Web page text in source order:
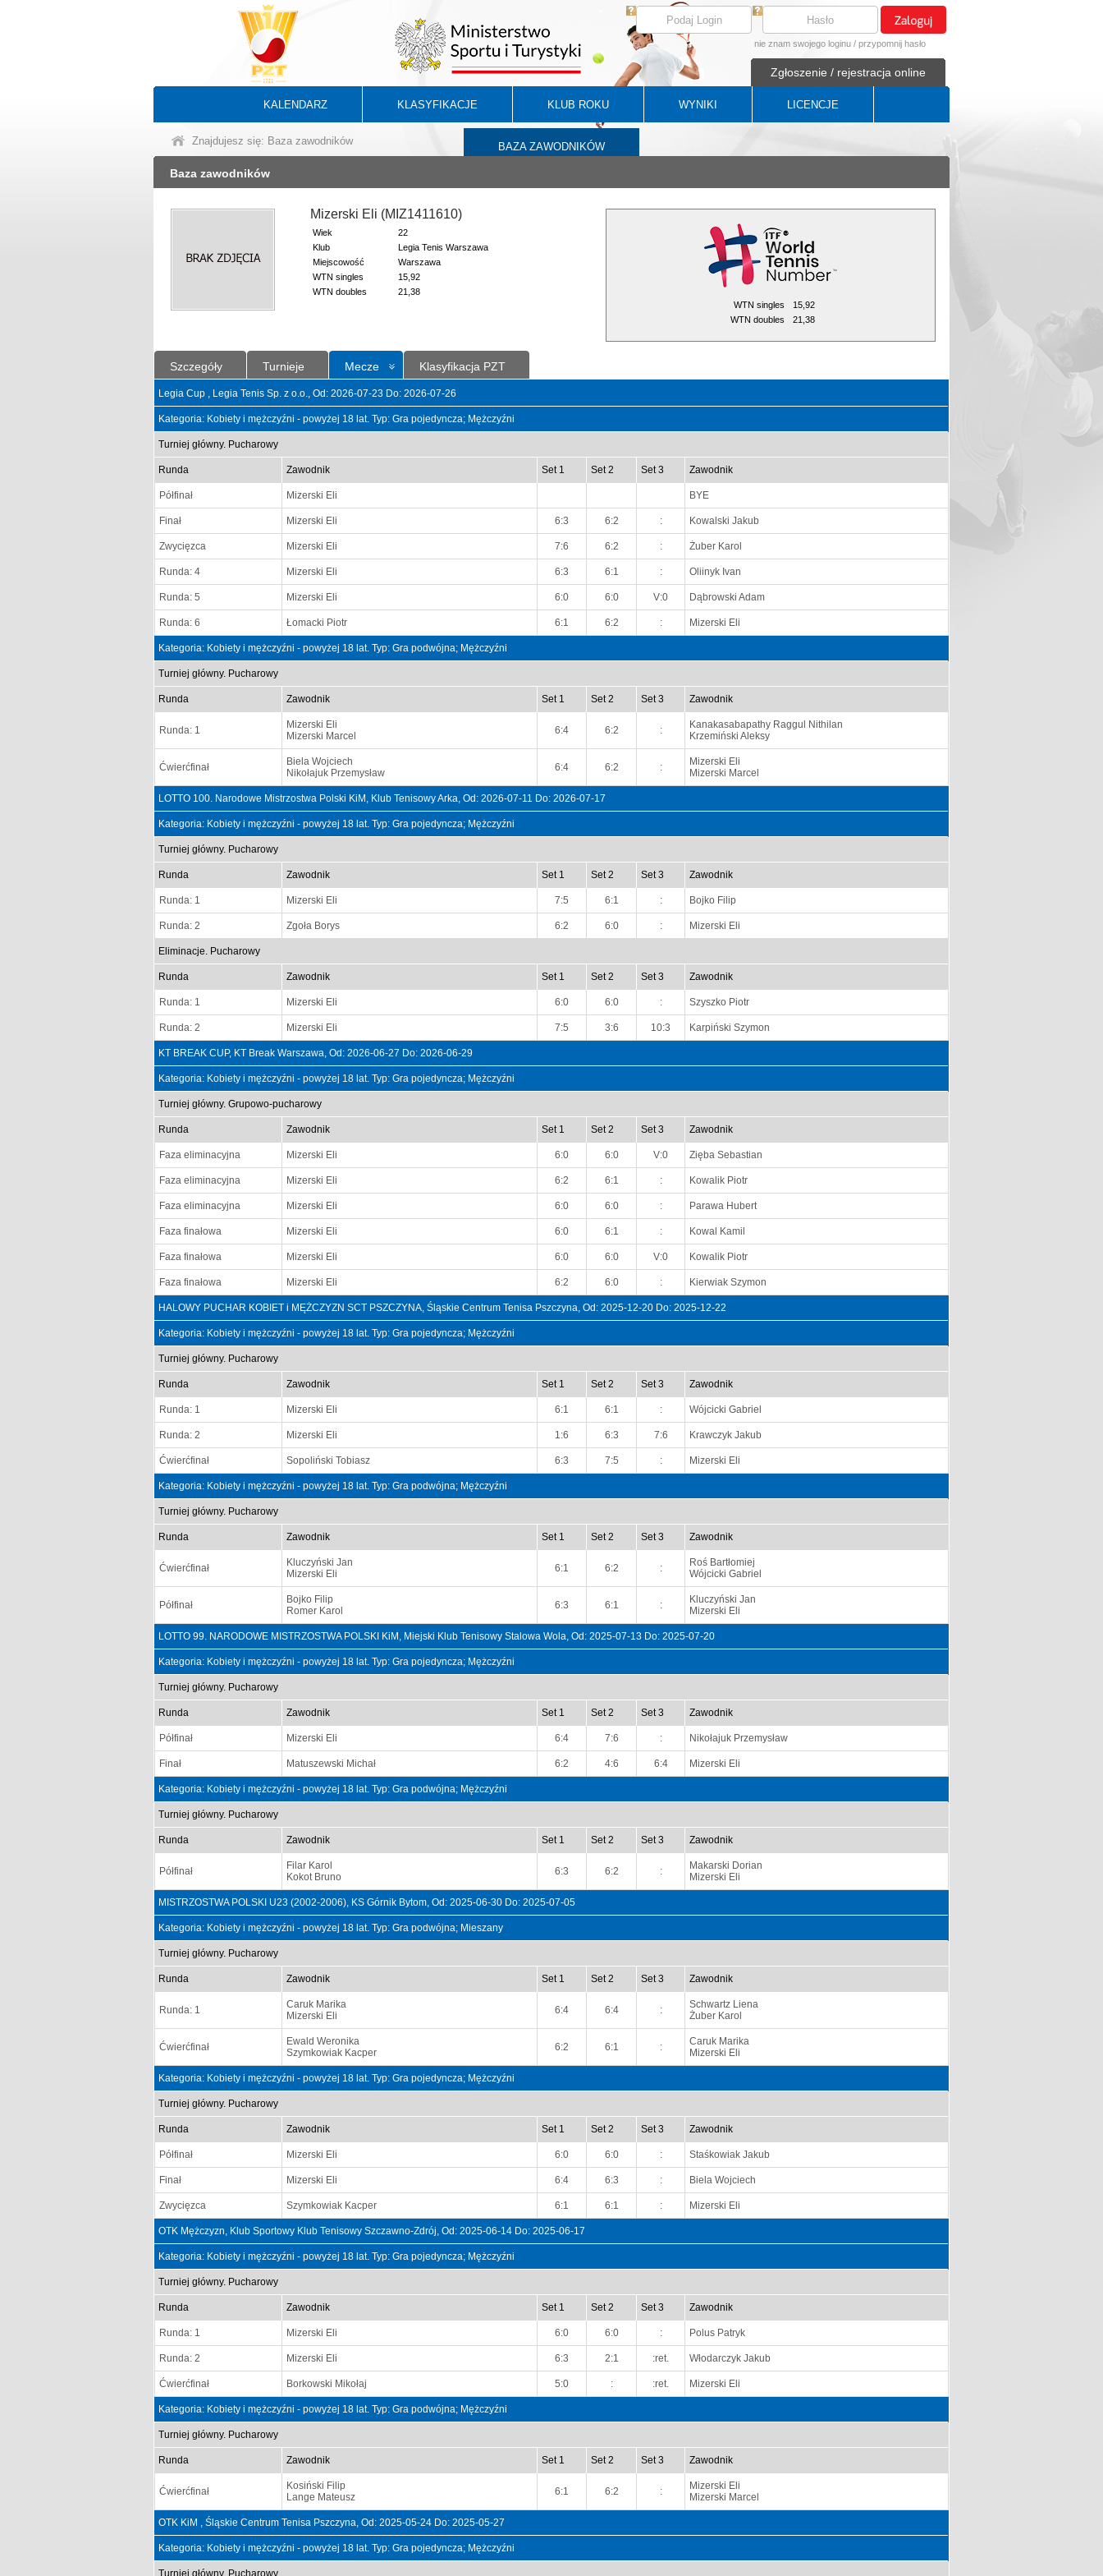
nie znam swojego loginu / przypomnij hasło
Zgłoszenie / rejestracja online
KALENDARZ KLASYFIKACJE KLUB ROKU WYNIKI LICENCJE
BAZA ZAWODNIKÓW
Znajdujesz się: Baza zawodników
Baza zawodników
Mizerski Eli (MIZ1411610)
Wiek
22
Klub
Legia Tenis Warszawa
Miejscowość
Warszawa
WTN singles
15,92
WTN doubles
21,38
WTN singles
15,92
WTN doubles
21,38
Szczegóły Turnieje Mecze Klasyfikacja PZT
Legia Cup , Legia Tenis Sp. z o.o., Od: 2026-07-23 Do: 2026-07-26
Kategoria: Kobiety i mężczyźni - powyżej 18 lat. Typ: Gra pojedyncza; Mężczyźni
Turniej główny. Pucharowy
Runda Zawodnik Set 1 Set 2 Set 3 Zawodnik
Półfinał Mizerski Eli BYE
Finał Mizerski Eli 6:3 6:2 : Kowalski Jakub
Zwycięzca Mizerski Eli 7:6 6:2 : Żuber Karol
Runda: 4 Mizerski Eli 6:3 6:1 : Oliinyk Ivan
Runda: 5 Mizerski Eli 6:0 6:0 V:0 Dąbrowski Adam
Runda: 6 Łomacki Piotr 6:1 6:2 : Mizerski Eli
Kategoria: Kobiety i mężczyźni - powyżej 18 lat. Typ: Gra podwójna; Mężczyźni
Turniej główny. Pucharowy
Runda Zawodnik Set 1 Set 2 Set 3 Zawodnik
Runda: 1
Mizerski Eli
Mizerski Marcel
6:4 6:2 :
Kanakasabapathy Raggul Nithilan
Krzemiński Aleksy
Ćwierćfinał
Biela Wojciech
Nikołajuk Przemysław
6:4 6:2 :
Mizerski Eli
Mizerski Marcel
LOTTO 100. Narodowe Mistrzostwa Polski KiM, Klub Tenisowy Arka, Od: 2026-07-11 Do: 2026-07-17
Kategoria: Kobiety i mężczyźni - powyżej 18 lat. Typ: Gra pojedyncza; Mężczyźni
Turniej główny. Pucharowy
Runda Zawodnik Set 1 Set 2 Set 3 Zawodnik
Runda: 1 Mizerski Eli 7:5 6:1 : Bojko Filip
Runda: 2 Zgoła Borys 6:2 6:0 : Mizerski Eli
Eliminacje. Pucharowy
Runda Zawodnik Set 1 Set 2 Set 3 Zawodnik
Runda: 1 Mizerski Eli 6:0 6:0 : Szyszko Piotr
Runda: 2 Mizerski Eli 7:5 3:6 10:3 Karpiński Szymon
KT BREAK CUP, KT Break Warszawa, Od: 2026-06-27 Do: 2026-06-29
Kategoria: Kobiety i mężczyźni - powyżej 18 lat. Typ: Gra pojedyncza; Mężczyźni
Turniej główny. Grupowo-pucharowy
Runda Zawodnik Set 1 Set 2 Set 3 Zawodnik
Faza eliminacyjna Mizerski Eli 6:0 6:0 V:0 Zięba Sebastian
Faza eliminacyjna Mizerski Eli 6:2 6:1 : Kowalik Piotr
Faza eliminacyjna Mizerski Eli 6:0 6:0 : Parawa Hubert
Faza finałowa Mizerski Eli 6:0 6:1 : Kowal Kamil
Faza finałowa Mizerski Eli 6:0 6:0 V:0 Kowalik Piotr
Faza finałowa Mizerski Eli 6:2 6:0 : Kierwiak Szymon
HALOWY PUCHAR KOBIET i MĘŻCZYZN SCT PSZCZYNA, Śląskie Centrum Tenisa Pszczyna, Od: 2025-12-20 Do: 2025-12-22
Kategoria: Kobiety i mężczyźni - powyżej 18 lat. Typ: Gra pojedyncza; Mężczyźni
Turniej główny. Pucharowy
Runda Zawodnik Set 1 Set 2 Set 3 Zawodnik
Runda: 1 Mizerski Eli 6:1 6:1 : Wójcicki Gabriel
Runda: 2 Mizerski Eli 1:6 6:3 7:6 Krawczyk Jakub
Ćwierćfinał Sopoliński Tobiasz 6:3 7:5 : Mizerski Eli
Kategoria: Kobiety i mężczyźni - powyżej 18 lat. Typ: Gra podwójna; Mężczyźni
Turniej główny. Pucharowy
Runda Zawodnik Set 1 Set 2 Set 3 Zawodnik
Ćwierćfinał
Kluczyński Jan
Mizerski Eli
6:1 6:2 :
Roś Bartłomiej
Wójcicki Gabriel
Półfinał
Bojko Filip
Romer Karol
6:3 6:1 :
Kluczyński Jan
Mizerski Eli
LOTTO 99. NARODOWE MISTRZOSTWA POLSKI KiM, Miejski Klub Tenisowy Stalowa Wola, Od: 2025-07-13 Do: 2025-07-20
Kategoria: Kobiety i mężczyźni - powyżej 18 lat. Typ: Gra pojedyncza; Mężczyźni
Turniej główny. Pucharowy
Runda Zawodnik Set 1 Set 2 Set 3 Zawodnik
Półfinał Mizerski Eli 6:4 7:6 : Nikołajuk Przemysław
Finał Matuszewski Michał 6:2 4:6 6:4 Mizerski Eli
Kategoria: Kobiety i mężczyźni - powyżej 18 lat. Typ: Gra podwójna; Mężczyźni
Turniej główny. Pucharowy
Runda Zawodnik Set 1 Set 2 Set 3 Zawodnik
Półfinał
Filar Karol
Kokot Bruno
6:3 6:2 :
Makarski Dorian
Mizerski Eli
MISTRZOSTWA POLSKI U23 (2002-2006), KS Górnik Bytom, Od: 2025-06-30 Do: 2025-07-05
Kategoria: Kobiety i mężczyźni - powyżej 18 lat. Typ: Gra podwójna; Mieszany
Turniej główny. Pucharowy
Runda Zawodnik Set 1 Set 2 Set 3 Zawodnik
Runda: 1
Caruk Marika
Mizerski Eli
6:4 6:4 :
Schwartz Liena
Żuber Karol
Ćwierćfinał
Ewald Weronika
Szymkowiak Kacper
6:2 6:1 :
Caruk Marika
Mizerski Eli
Kategoria: Kobiety i mężczyźni - powyżej 18 lat. Typ: Gra pojedyncza; Mężczyźni
Turniej główny. Pucharowy
Runda Zawodnik Set 1 Set 2 Set 3 Zawodnik
Półfinał Mizerski Eli 6:0 6:0 : Staśkowiak Jakub
Finał Mizerski Eli 6:4 6:3 : Biela Wojciech
Zwycięzca Szymkowiak Kacper 6:1 6:1 : Mizerski Eli
OTK Mężczyzn, Klub Sportowy Klub Tenisowy Szczawno-Zdrój, Od: 2025-06-14 Do: 2025-06-17
Kategoria: Kobiety i mężczyźni - powyżej 18 lat. Typ: Gra pojedyncza; Mężczyźni
Turniej główny. Pucharowy
Runda Zawodnik Set 1 Set 2 Set 3 Zawodnik
Runda: 1 Mizerski Eli 6:0 6:0 : Polus Patryk
Runda: 2 Mizerski Eli 6:3 2:1 :ret. Włodarczyk Jakub
Ćwierćfinał Borkowski Mikołaj 5:0 : :ret. Mizerski Eli
Kategoria: Kobiety i mężczyźni - powyżej 18 lat. Typ: Gra podwójna; Mężczyźni
Turniej główny. Pucharowy
Runda Zawodnik Set 1 Set 2 Set 3 Zawodnik
Ćwierćfinał
Kosiński Filip
Lange Mateusz
6:1 6:2 :
Mizerski Eli
Mizerski Marcel
OTK KiM , Śląskie Centrum Tenisa Pszczyna, Od: 2025-05-24 Do: 2025-05-27
Kategoria: Kobiety i mężczyźni - powyżej 18 lat. Typ: Gra pojedyncza; Mężczyźni
Turniej główny. Pucharowy